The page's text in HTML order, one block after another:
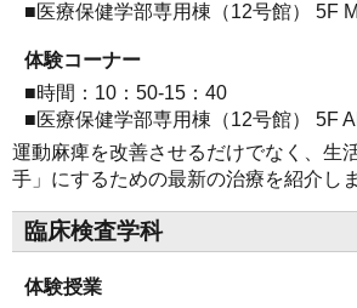
■医療保健学部専用棟（12号館） 5F
体験コーナー
■時間：10：50-15：40
■医療保健学部専用棟（12号館） 5F
運動麻痺を改善させるだけでなく、生
手」にするための最新の治療を紹介しま
臨床検査学科
体験授業